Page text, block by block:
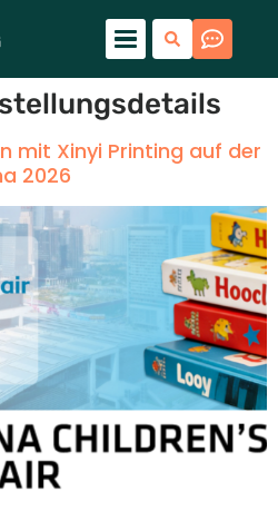
mit Xinyi Printing auf der
2026